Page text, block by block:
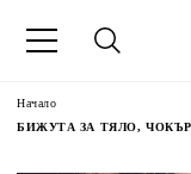
Начало
БИЖУТА ЗА ТЯЛО,